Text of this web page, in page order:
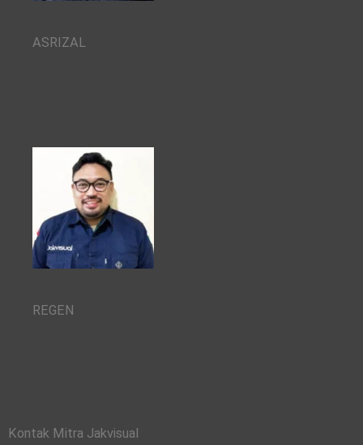
ASRIZAL
REGEN
Kontak Mitra Jakvisual